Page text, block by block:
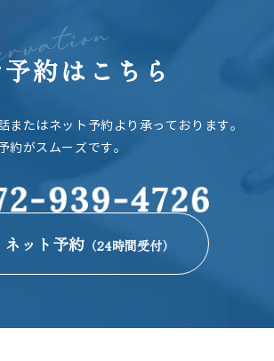
約はこちら
またはネット予約より承っております。
がスムーズです。
ネット予約 （24時間受付）